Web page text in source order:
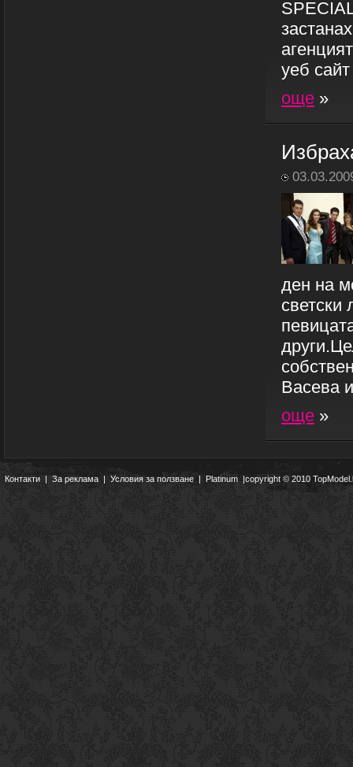
уеб
още »
ден на
светски
Васева
още »
Контакти|За реклама | Условия за ползване | Platinum |copyright © 2010